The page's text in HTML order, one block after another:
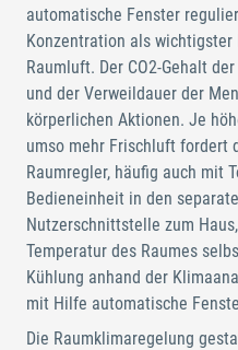
automatische Fenster
Konzentration als
Raumluft. Der CO2-Gehalt
und der Verweildauer der
körperlichen Aktionen. Je
umso mehr Frischluft fordert
Raumregler, häufig auch mit
Bedieneinheit in den
Nutzerschnittstelle zum
Temperatur des Raumes
Kühlung anhand der
mit Hilfe automatische
Die Raumklimaregelung